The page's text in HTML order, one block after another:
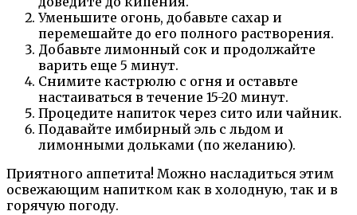
Уменьшите огонь, добавьте сахар и
перемешайте до его полного растворения.
Добавьте лимонный сок и продолжайте
варить еще 5 минут.
Снимите кастрюлю с огня и оставьте
настаиваться в течение 15-20 минут.
Процедите напиток через сито или чайник.
Подавайте имбирный эль с льдом и
лимонными дольками (по желанию).
Приятного аппетита! Можно насладиться этим
освежающим напитком как в холодную, так и в
горячую погоду.